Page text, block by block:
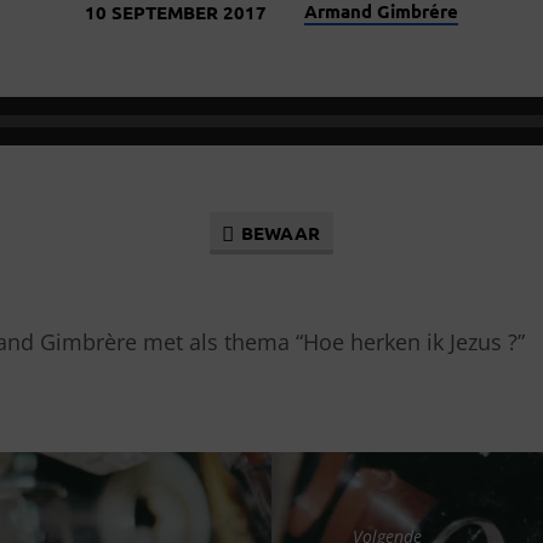
10 SEPTEMBER 2017 Armand Gimbrére
BEWAAR
Gimbrère met als thema “Hoe herken ik Jezus ?”
Volgende